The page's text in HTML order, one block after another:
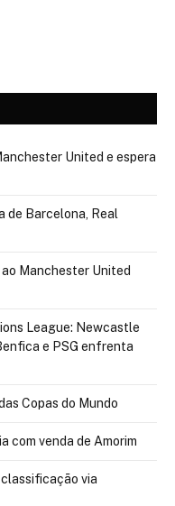
United e espera
de Barcelona, Real
Manchester United
League: Newcastle
e PSG enfrenta
Copas do Mundo
com venda de Amorim
via